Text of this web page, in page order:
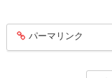
entry261
パーマリンク